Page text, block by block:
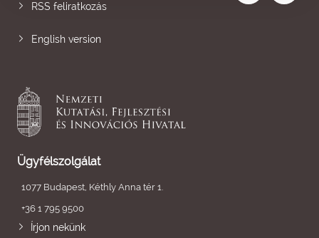
RSS feliratkozás
English version
Ügyfélszolgálat
1077 Budapest, Kéthly Anna tér 1.
+36 1 795 9500
Írjon nekünk